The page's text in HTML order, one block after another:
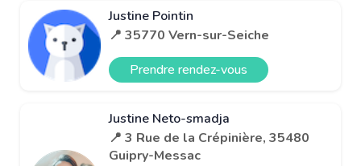
Justine Pointin
📍 35770 Vern-sur-Seiche
Prendre rendez-vous
Justine Neto-smadja
📍 3 Rue de la Crépinière, 35480
Guipry-Messac